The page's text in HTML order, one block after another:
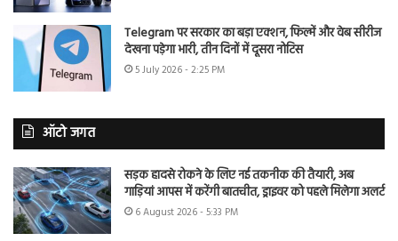
Telegram पर सरकार का बड़ा एक्शन, फिल्में और वेब सीरीज
देखना पड़ेगा भारी, तीन दिनों में दूसरा नोटिस
5 July 2026 - 2:25 PM
ऑटो जगत
सड़क हादसे रोकने के लिए नई तकनीक की तैयारी, अब
गाड़ियां आपस में करेंगी बातचीत, ड्राइवर को पहले मिलेगा अलर्ट
6 August 2026 - 5:33 PM